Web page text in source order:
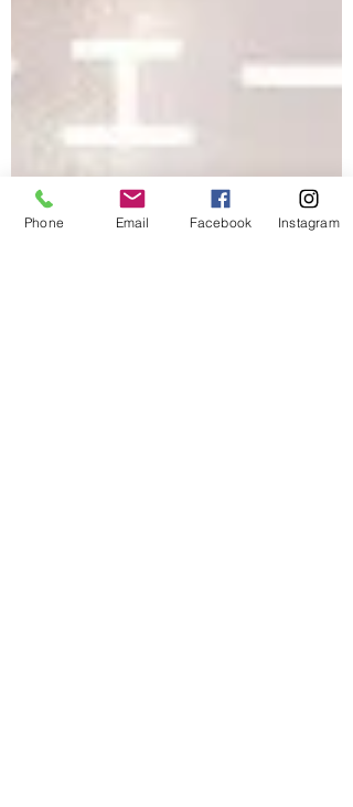
Phone Email Facebook Instagram